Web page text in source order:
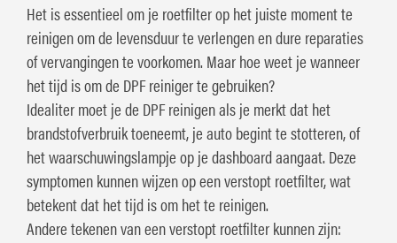
Het is essentieel om je roetfilter op het juiste moment te
reinigen om de levensduur te verlengen en dure reparaties
of vervangingen te voorkomen. Maar hoe weet je wanneer
het tijd is om de DPF reiniger te gebruiken?
Idealiter moet je de DPF reinigen als je merkt dat het
brandstofverbruik toeneemt, je auto begint te stotteren, of
het waarschuwingslampje op je dashboard aangaat. Deze
symptomen kunnen wijzen op een verstopt roetfilter, wat
betekent dat het tijd is om het te reinigen.
Andere tekenen van een verstopt roetfilter kunnen zijn: